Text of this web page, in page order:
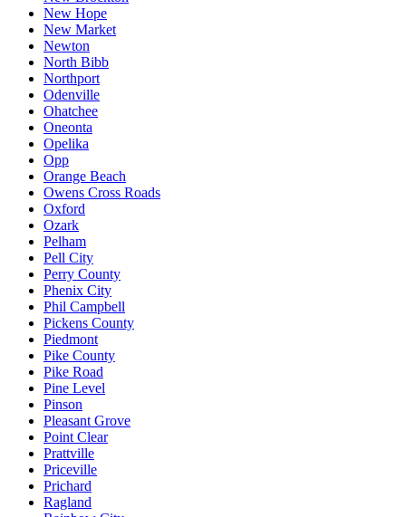
New Hope
New Market
Newton
North Bibb
Northport
Odenville
Ohatchee
Oneonta
Opelika
Opp
Orange Beach
Owens Cross Roads
Oxford
Ozark
Pelham
Pell City
Perry County
Phenix City
Phil Campbell
Pickens County
Piedmont
Pike County
Pike Road
Pine Level
Pinson
Pleasant Grove
Point Clear
Prattville
Priceville
Prichard
Ragland